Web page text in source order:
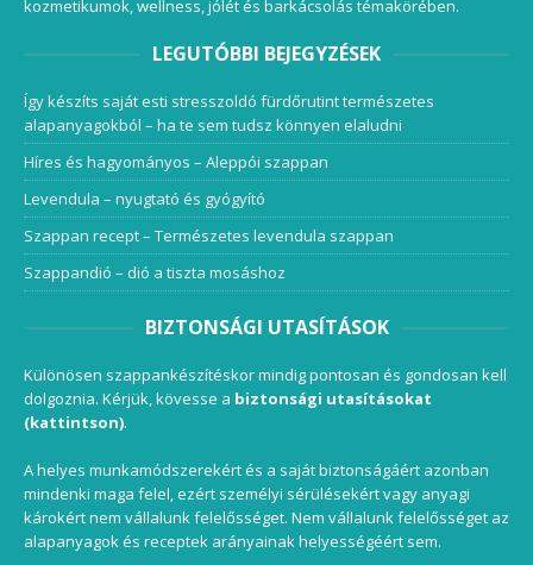
kozmetikumok, wellness, jólét és barkácsolás témakörében.
LEGUTÓBBI BEJEGYZÉSEK
Így készíts saját esti stresszoldó fürdőrutint természetes
alapanyagokból – ha te sem tudsz könnyen elaludni
Híres és hagyományos – Aleppói szappan
Levendula – nyugtató és gyógyító
Szappan recept – Természetes levendula szappan
Szappandió – dió a tiszta mosáshoz
BIZTONSÁGI UTASÍTÁSOK
Különösen szappankészítéskor mindig pontosan és gondosan kell
dolgoznia. Kérjük, kövesse a biztonsági utasításokat
(kattintson).
A helyes munkamódszerekért és a saját biztonságáért azonban
mindenki maga felel, ezért személyi sérülésekért vagy anyagi
károkért nem vállalunk felelősséget. Nem vállalunk felelősséget az
alapanyagok és receptek arányainak helyességéért sem.